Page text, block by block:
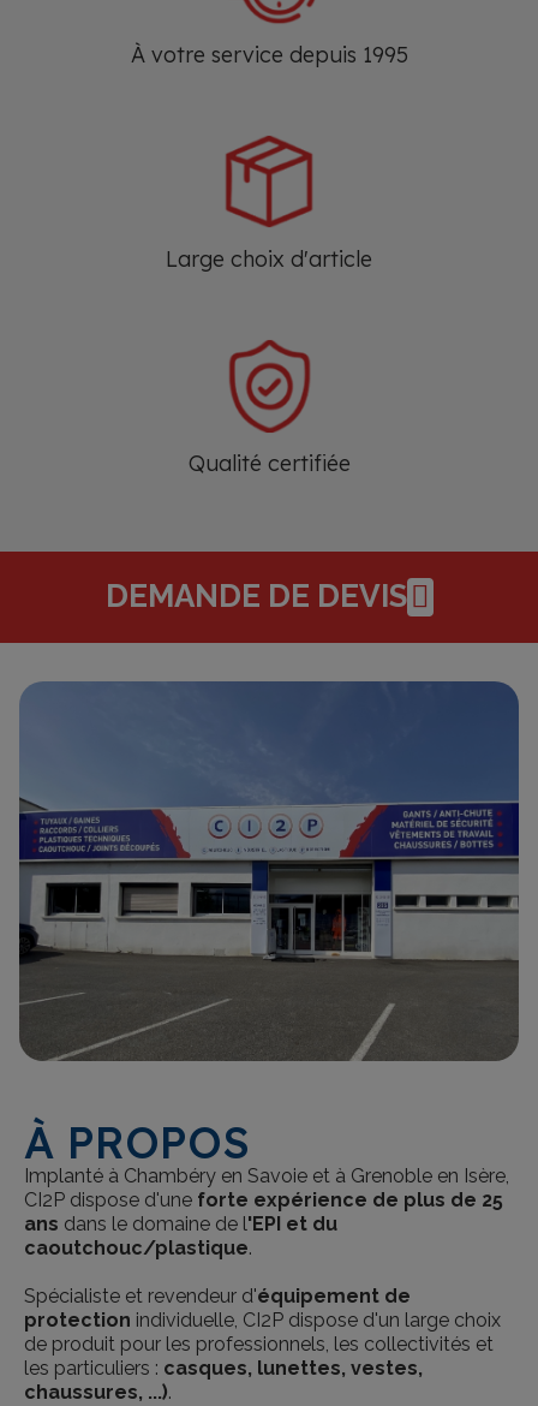
À votre service depuis 1995​
Large choix d'article
Qualité certifiée
DEMANDE DE DEVIS
À PROPOS
Implanté à Chambéry en Savoie et à Grenoble en Isère,
CI2P dispose d'une forte expérience de plus de 25
ans dans le domaine de l'EPI et du
caoutchouc/plastique.
Spécialiste et revendeur d'équipement de
protection individuelle, CI2P dispose d'un large choix
de produit pour les professionnels, les collectivités et
les particuliers : casques, lunettes, vestes,
chaussures, ...).